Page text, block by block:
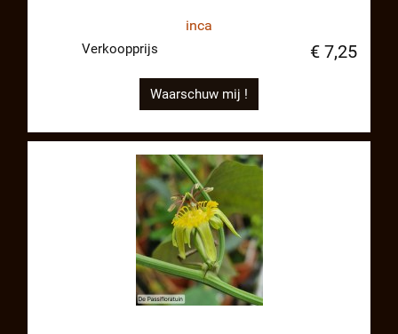
inca
Verkoopprijs € 7,25
Waarschuw mij !